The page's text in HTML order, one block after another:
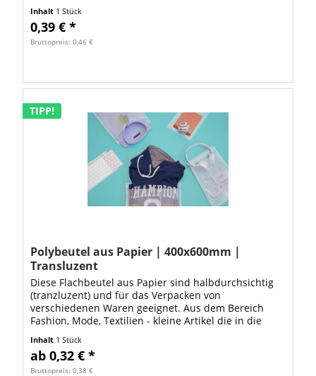
Inhalt 1 Stück
0,39 € *
Bruttopreis: 0,46 €
TIPP!
Polybeutel aus Papier | 400x600mm |
Transluzent
Diese Flachbeutel aus Papier sind halbdurchsichtig
(tranzluzent) und für das Verpacken von
verschiedenen Waren geeignet. Aus dem Bereich
Fashion, Mode, Textilien - kleine Artikel die in die
Inhalt 1 Stück
ab 0,32 € *
Bruttopreis: 0,38 €